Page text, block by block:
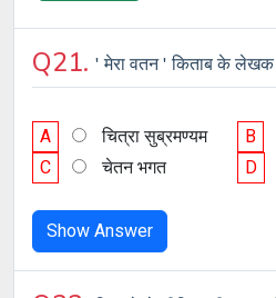
Q21. ' मेरा वतन ' किताब के लेखक
A चित्रा सुब्रमण्यम B
C
चेतन भगत D
Show Answer